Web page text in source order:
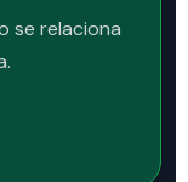
se relaciona